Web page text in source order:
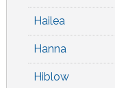
Hailea
Hanna
Hiblow